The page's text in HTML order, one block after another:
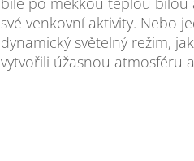
své venkovní aktivity. Nebo
dynamický světelný režim,
vytvořili úžasnou atmosféru